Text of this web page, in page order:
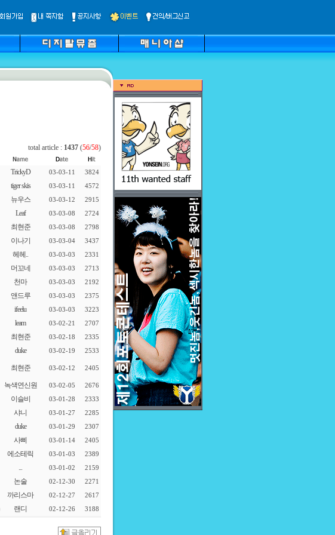
total article : 1437 (56/58)
TrickyD 03-03-11 3824
tiger skis 03-03-11 4572
뉴우스 03-03-12 2915
Leaf 03-03-08 2724
최현준 03-03-08 2798
이나기 03-03-04 3437
헤헤.. 03-03-03 2331
머꼬네 03-03-03 2713
천마 03-03-03 2192
앤드루 03-03-03 2375
ifeelu 03-03-03 3223
leam 03-02-21 2707
최현준 03-02-18 2335
duke 03-02-19 2533
최현준 03-02-12 2405
녹색연신원 03-02-05 2676
이슬비 03-01-28 2333
샤니 03-01-27 2285
duke 03-01-29 2307
사삐 03-01-14 2405
에소테릭 03-01-03 2389
... 03-01-02 2159
논술 02-12-30 2271
까리스마 02-12-27 2617
랜디 02-12-26 3188